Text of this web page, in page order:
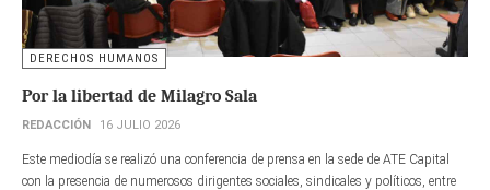
DERECHOS HUMANOS
Por la libertad de Milagro Sala
REDACCIÓN 16 JULIO 2026
Este mediodía se realizó una conferencia de prensa en la sede de ATE Capital
con la presencia de numerosos dirigentes sociales, sindicales y políticos, entre